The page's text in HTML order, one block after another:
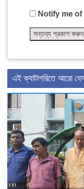
Notify me
এই ক্যাটাগরিতে আরো